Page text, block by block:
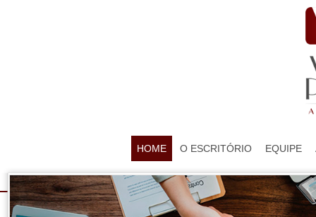
HOME O ESCRITÓRIO EQUIPE